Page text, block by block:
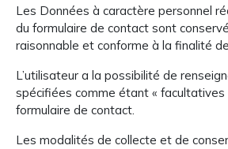
Les Données à caractère personnel
du formulaire de contact sont
raisonnable et conforme à la finalité
L’utilisateur a la possibilité de
spécifiées comme étant « facultatives
formulaire de contact.
Les modalités de collecte et de